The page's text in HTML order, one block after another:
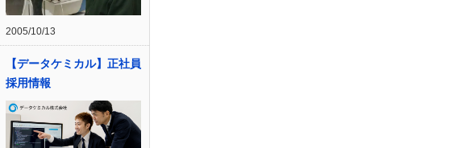
2005/10/13
【データケミカル】正社員
採用情報